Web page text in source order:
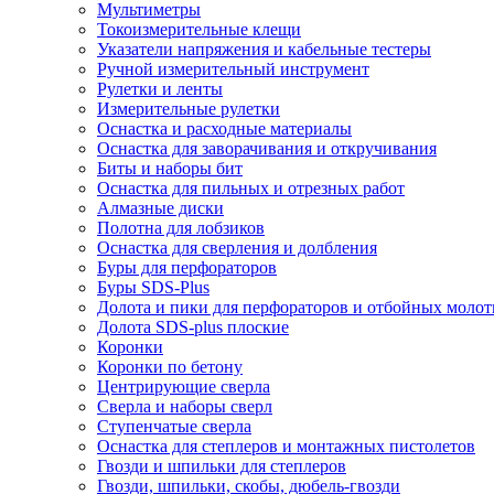
Мультиметры
Токоизмерительные клещи
Указатели напряжения и кабельные тестеры
Ручной измерительный инструмент
Рулетки и ленты
Измерительные рулетки
Оснастка и расходные материалы
Оснастка для заворачивания и откручивания
Биты и наборы бит
Оснастка для пильных и отрезных работ
Алмазные диски
Полотна для лобзиков
Оснастка для сверления и долбления
Буры для перфораторов
Буры SDS-Plus
Долота и пики для перфораторов и отбойных
Долота SDS-plus плоские
Коронки
Коронки по бетону
Центрирующие сверла
Сверла и наборы сверл
Ступенчатые сверла
Оснастка для степлеров и монтажных пистолетов
Гвозди и шпильки для степлеров
Гвозди, шпильки, скобы, дюбель-гвозди